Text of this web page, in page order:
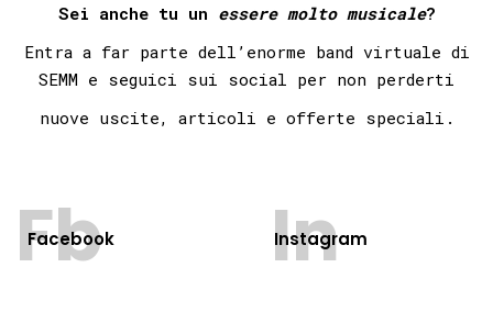
Sei anche tu un essere molto musicale?
Entra a far parte dell’enorme band virtuale di
SEMM e seguici sui social per non perderti
nuove uscite, articoli e offerte speciali.
Fb
Facebook In
Instagram